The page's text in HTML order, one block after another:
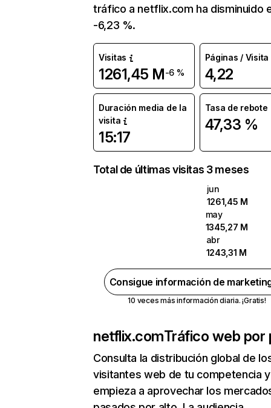
tráfico a netflix.com ha disminuido
-6,23 %.
Visitas
1261,45 M-6 %
Páginas / Visita
4,22
Duración media de la
visita
15:17
Tasa de rebote
47,33 %
Total de últimas visitas 3 meses
jun
1261,45 M
may
1345,27 M
abr
1243,31 M
Consigue información de
10 veces más información diaria. ¡Gratis!
netflix.comTráfico web por
Consulta la distribución global de
visitantes web de tu competencia y
empieza a aprovechar los